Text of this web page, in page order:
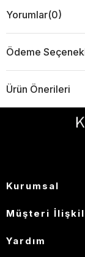
Yorumlar(0)
Ödeme
Ürün Önerileri
Kurumsal
Müşteri
Yardım